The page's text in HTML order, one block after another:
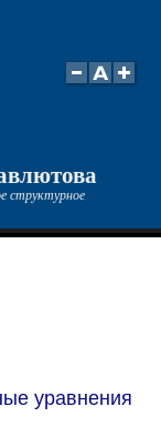
структурное
уравнения